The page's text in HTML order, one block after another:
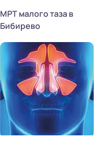
МРТ малого таза в
Бибирево